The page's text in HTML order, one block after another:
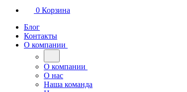
0 Корзина
Блог
Контакты
О компании
О компании
О нас
Наша команда